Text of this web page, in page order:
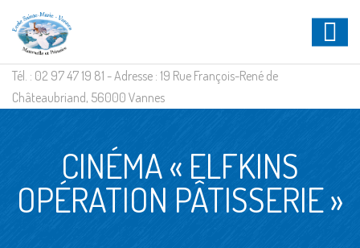
Tél. : 02 97 47 19 81 - Adresse : 19 Rue François-René de
Châteaubriand, 56000 Vannes
CINÉMA « ELFKINS
OPÉRATION PÂTISSERIE »